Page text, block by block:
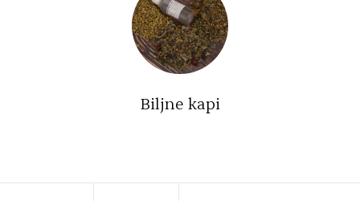
Biljne kapi